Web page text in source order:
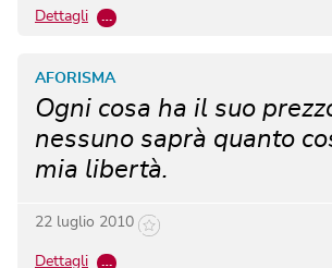
Dettagli …
Ogni cosa ha il suo
nessuno saprà quanto
mia libertà.
AFORISMA
22 luglio 2010
Dettagli …